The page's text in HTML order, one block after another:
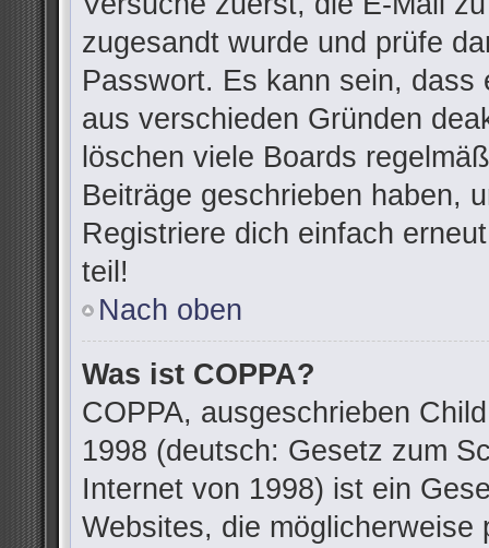
zugesandt wurde und prüfe
Passwort. Es kann sein, dass
aus verschieden Gründen
löschen viele Boards
Beiträge geschrieben haben,
Registriere dich einfach
teil!
Nach oben
Was ist COPPA?
COPPA, ausgeschrieben
1998 (deutsch: Gesetz zum
Internet von 1998) ist ein
Websites, die